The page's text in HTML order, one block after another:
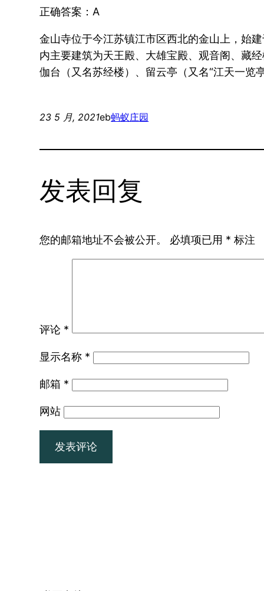
正确答案：A
金山寺位于今江苏镇江市区西北的金山上，始
内主要建筑为天王殿、大雄宝殿、观音阁、藏
伽台（又名苏经楼）、留云亭（又名“江天一览
23 5 月, 2021eb蚂蚁庄园
发表回复
您的邮箱地址不会被公开。 必填项已用 * 标注
评论 *
显示名称 *
邮箱 *
网站